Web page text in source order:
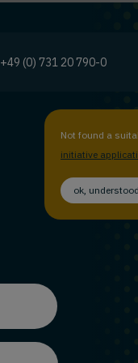
Not found a
initiative
ok, understood
+49 (0) 731 20 790-0